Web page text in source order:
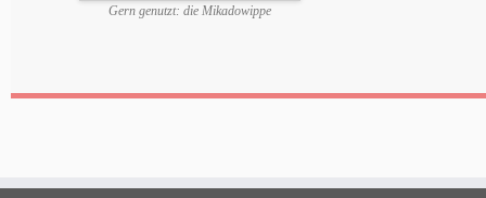
Gern genutzt: die Mikadowippe